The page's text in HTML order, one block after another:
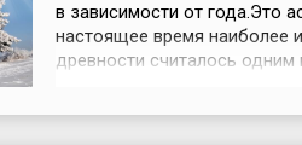
в зависимости от года.Это
настоящее время наиболее
древности считалось